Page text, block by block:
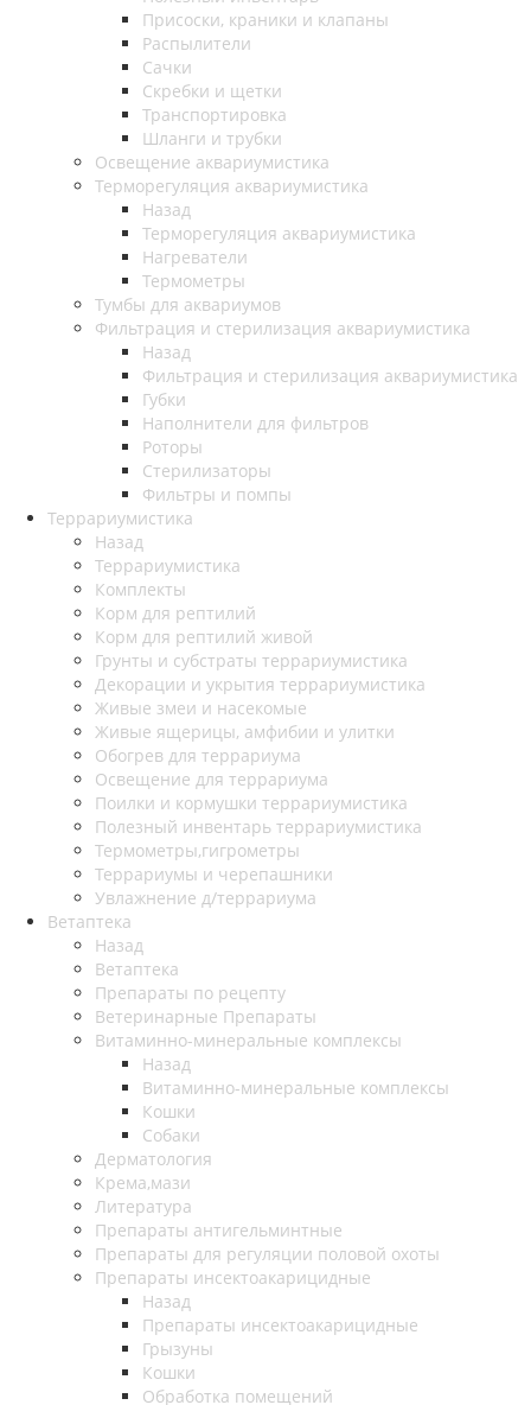
Присоски, краники и клапаны
Распылители
Сачки
Скребки и щетки
Транспортировка
Шланги и трубки
Освещение аквариумистика
Терморегуляция аквариумистика
Назад
Терморегуляция аквариумистика
Нагреватели
Термометры
Тумбы для аквариумов
Фильтрация и стерилизация аквариумистика
Назад
Фильтрация и стерилизация аквариумистика
Губки
Наполнители для фильтров
Роторы
Стерилизаторы
Фильтры и помпы
Террариумистика
Назад
Террариумистика
Комплекты
Корм для рептилий
Корм для рептилий живой
Грунты и субстраты террариумистика
Декорации и укрытия террариумистика
Живые змеи и насекомые
Живые ящерицы, амфибии и улитки
Обогрев для террариума
Освещение для террариума
Поилки и кормушки террариумистика
Полезный инвентарь террариумистика
Термометры,гигрометры
Террариумы и черепашники
Увлажнение д/террариума
Ветаптека
Назад
Ветаптека
Препараты по рецепту
Ветеринарные Препараты
Витаминно-минеральные комплексы
Назад
Витаминно-минеральные комплексы
Кошки
Собаки
Дерматология
Крема,мази
Литература
Препараты антигельминтные
Препараты для регуляции половой охоты
Препараты инсектоакарицидные
Назад
Препараты инсектоакарицидные
Грызуны
Кошки
Обработка помещений